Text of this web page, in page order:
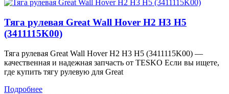
Тяга рулевая Great Wall Hover H2 H3 H5
(3411115K00)
Тяга рулевая Great Wall Hover H2 H3 H5 (3411115K00) —
качественная и надежная запчасть от TESKO Если вы ищете,
где купить тягу рулевую для Great
Подробнее